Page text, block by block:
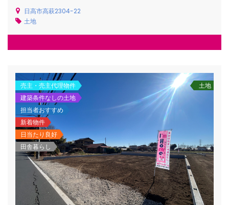
日高市高萩2304-22
土地
売主・売主代理物件
建築条件なしの土地
担当者おすすめ
新着物件
日当たり良好
田舎暮らし
土地